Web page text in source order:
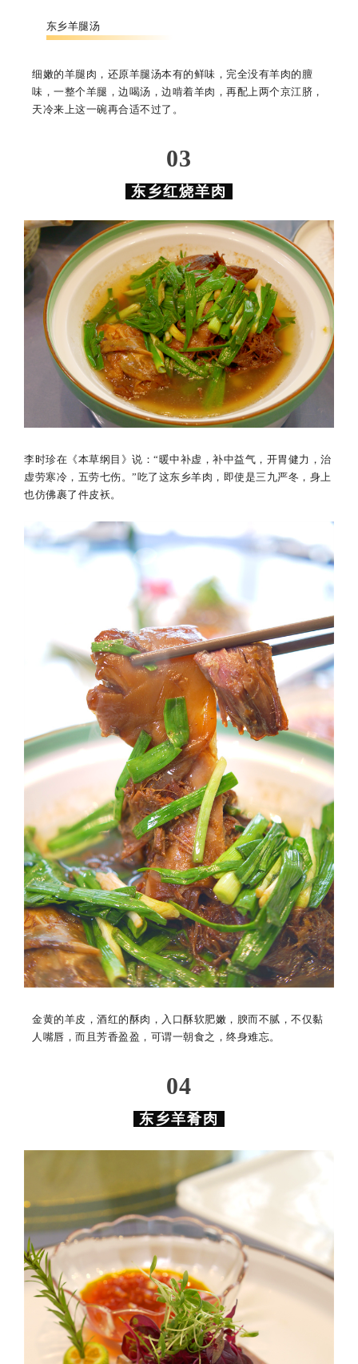
东乡羊腿汤
细嫩的羊腿肉，还原羊腿汤本有的鲜味，完全没有羊肉的膻
味，一整个羊腿，边喝汤，边啃着羊肉，再配上两个京江脐，
天冷来上这一碗再合适不过了。
03
东乡红烧羊肉
李时珍在《本草纲目》说：“暖中补虚，补中益气，开胃健力，治
虚劳寒冷，五劳七伤。”吃了这东乡羊肉，即使是三九严冬，身上
也仿佛裹了件皮袄。
金黄的羊皮，酒红的酥肉，入口酥软肥嫩，腴而不腻，不仅黏
人嘴唇，而且芳香盈盈，可谓一朝食之，终身难忘。
04
东乡羊肴肉